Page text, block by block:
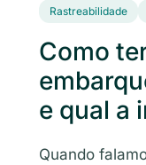
Rastreabilidade
Como
e qual a
Quando